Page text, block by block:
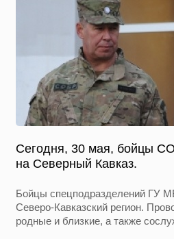
Сегодня, 30 мая, бойцы
на Северный Кавказ.
Бойцы спецподразделений ГУ
Северо-Кавказский регион.
родные и близкие, а также